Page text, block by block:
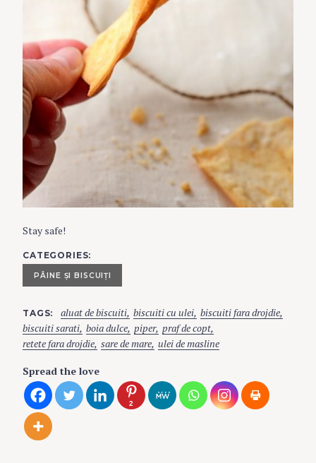
Stay safe!
CATEGORIES
PÂINE ŞI BISCUIŢI
TAGS aluat de biscuiti biscuiti cu ulei biscuiti fara drojdie
biscuiti sarati boia dulce piper praf de copt
retete fara drojdie sare de mare ulei de masline
Spread the love
2